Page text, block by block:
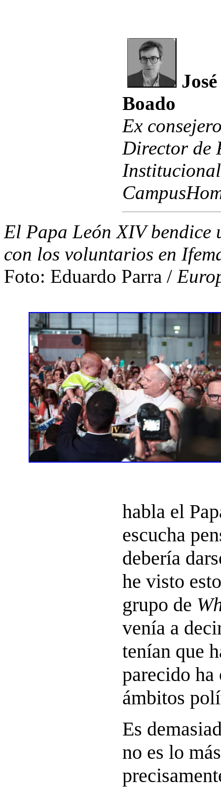
Boado
Ex
Director de
El Papa León XIV bendice
con los voluntarios en
Foto: Eduardo Parra /
habla el
escucha
debería
he visto
grupo de
venía a
tenían que
parecido
ámbitos
Es
no es lo